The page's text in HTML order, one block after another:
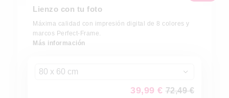
Lienzo con tu foto
Máxima calidad con impresión digital de 8 colores y
marcos Perfect-Frame.
Más información
80 x 60 cm
39,99 € 72,49 €